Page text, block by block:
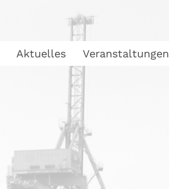
Aktuelles Veranstaltungen